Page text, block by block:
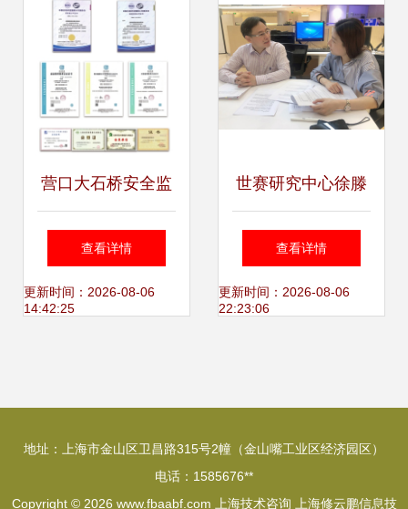
术赋能产业升级
营口大石桥安全监
测公司与上海技术
咨询 技术新闻与区
查看详情
更新时间：2026-08-06
14:42:25
世赛研究中心徐滕
岗做客上海人民广
播电台，深度解读
查看详情
更新时间：2026-08-06
22:23:06
地址：上海市金山区卫昌路315号2幢（金山嘴工业区经济园区）
电话：1585676**
Copyright © 2026 www.fbaabf.com 上海技术咨询 上海修云鹏信息技